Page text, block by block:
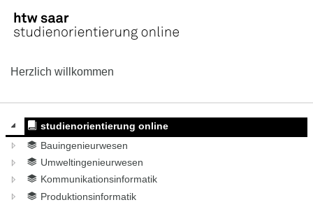
Herzlich willkommen
studienorientierung online
Bauingenieurwesen
Umweltingenieurwesen
Kommunikationsinformatik
Produktionsinformatik